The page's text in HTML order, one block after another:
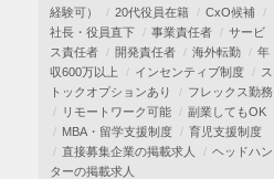
経験可）
20代役員在籍
CxO候補
社長・役員直下
事業責任者
サービ
ス責任者
開発責任者 海外転勤
年
収600万以上
インセンティブ制度
ス
トックオプションあり
フレックス勤務
リモートワーク可能
副業してもOK
MBA・留学支援制度
育児支援制度
直接募集企業の掲載求人
ヘッドハン
ターの掲載求人